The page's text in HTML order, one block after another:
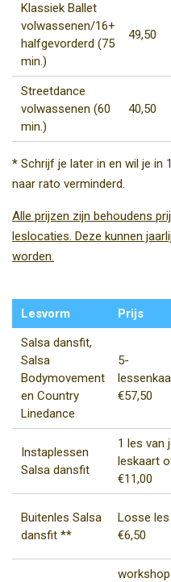
Klassiek Ballet
volwassenen/16+
halfgevorderd (75
min.)
49,50
Streetdance
volwassenen (60
min.)
40,50
* Schrijf je later in en wil je in
naar rato verminderd.
Alle prijzen zijn behoudens
leslocaties. Deze kunnen
worden.
Lesvorm
Prijs
Salsa dansfit,
Salsa
Bodymovement
en Country
Linedance
5-
€57,50
Instaplessen
Salsa dansfit
1 les van
leskaart
€11,00
Buitenles Salsa
dansfit **
Losse les
€6,50
workshop